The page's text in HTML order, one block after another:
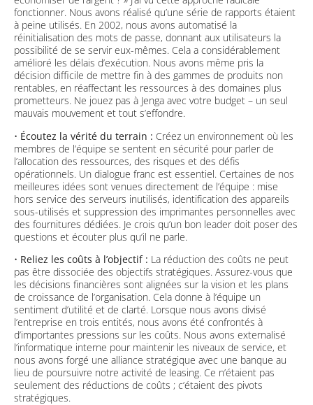
fonctionner. Nous avons réalisé qu’une série de rapports étaient
à peine utilisés. En 2002, nous avons automatisé la
réinitialisation des mots de passe, donnant aux utilisateurs la
possibilité de se servir eux-mêmes. Cela a considérablement
amélioré les délais d’exécution. Nous avons même pris la
décision difficile de mettre fin à des gammes de produits non
rentables, en réaffectant les ressources à des domaines plus
prometteurs. Ne jouez pas à Jenga avec votre budget – un seul
mauvais mouvement et tout s’effondre.
• Écoutez la vérité du terrain : Créez un environnement où les
membres de l’équipe se sentent en sécurité pour parler de
l’allocation des ressources, des risques et des défis
opérationnels. Un dialogue franc est essentiel. Certaines de nos
meilleures idées sont venues directement de l’équipe : mise
hors service des serveurs inutilisés, identification des appareils
sous-utilisés et suppression des imprimantes personnelles avec
des fournitures dédiées. Je crois qu’un bon leader doit poser des
questions et écouter plus qu’il ne parle.
• Reliez les coûts à l’objectif : La réduction des coûts ne peut
pas être dissociée des objectifs stratégiques. Assurez-vous que
les décisions financières sont alignées sur la vision et les plans
de croissance de l’organisation. Cela donne à l’équipe un
sentiment d’utilité et de clarté. Lorsque nous avons divisé
l’entreprise en trois entités, nous avons été confrontés à
d’importantes pressions sur les coûts. Nous avons externalisé
l’informatique interne pour maintenir les niveaux de service, et
nous avons forgé une alliance stratégique avec une banque au
lieu de poursuivre notre activité de leasing. Ce n’étaient pas
seulement des réductions de coûts ; c’étaient des pivots
stratégiques.